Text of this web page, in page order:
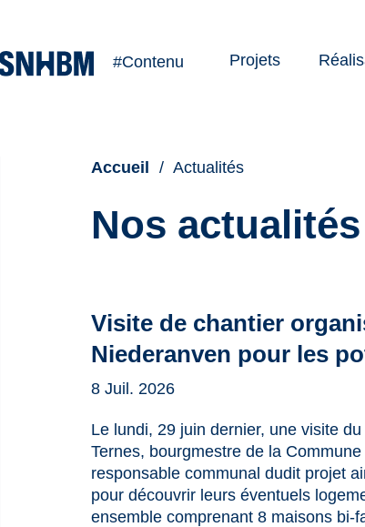
#Contenu Projets
Accueil Actualités
Nos
actualitésVisite de chantier
Niederanven pour les
8 Juil. 2026
Le lundi, 29 juin dernier, une visite
Ternes, bourgmestre de la
responsable communal dudit projet
pour découvrir leurs éventuels
ensemble comprenant 8 maisons bi-